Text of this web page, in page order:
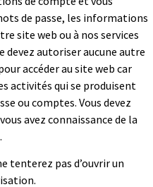
de passe, les informations
site web ou à nos services
devez autoriser aucune autre
accéder au site web car
activités qui se produisent
ou comptes. Vous devez
avez connaissance de la
tenterez pas d’ouvrir un